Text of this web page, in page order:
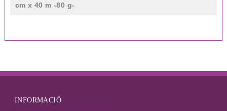
cm x 40 m -80 g-
INFORMACIÓ